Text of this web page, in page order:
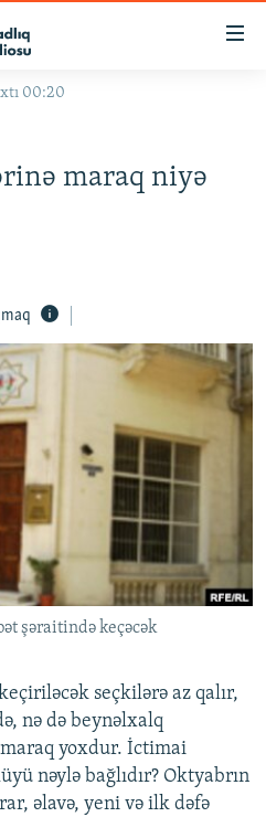
00:20
maraq niyə
şəraitində keçəcək
seçkilərə az qalır,
nə də beynəlxalq
yoxdur. İctimai
nəylə bağlıdır? Oktyabrın
əlavə, yeni və ilk dəfə